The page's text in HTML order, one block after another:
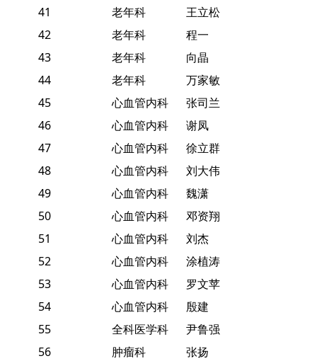
41
老年科
王立松
42
老年科
程一
43
老年科
向晶
44
老年科
万家敏
45
心血管内科
张司兰
46
心血管内科
谢凤
47
心血管内科
徐立群
48
心血管内科
刘大伟
49
心血管内科
魏潇
50
心血管内科
邓资翔
51
心血管内科
刘杰
52
心血管内科
涂植涛
53
心血管内科
罗文苹
54
心血管内科
殷建
55
全科医学科
尹鲁强
56
肿瘤科
张扬